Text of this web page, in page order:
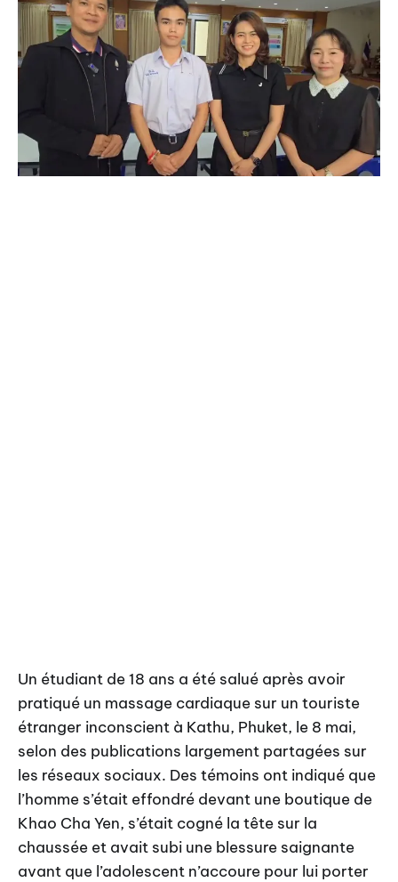
Un étudiant de 18 ans a été salué après avoir
pratiqué un massage cardiaque sur un touriste
étranger inconscient à Kathu, Phuket, le 8 mai,
selon des publications largement partagées sur
les réseaux sociaux. Des témoins ont indiqué que
l’homme s’était effondré devant une boutique de
Khao Cha Yen, s’était cogné la tête sur la
chaussée et avait subi une blessure saignante
avant que l’adolescent n’accoure pour lui porter